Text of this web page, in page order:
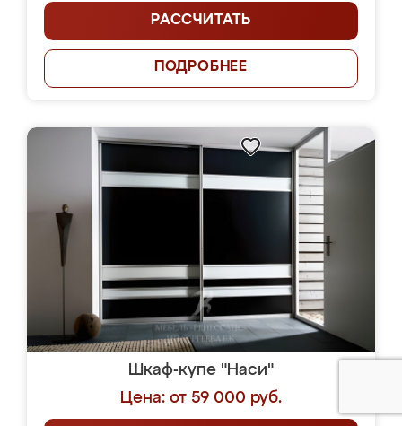
РАССЧИТАТЬ
ПОДРОБНЕЕ
Шкаф-купе "Наси"
Цена: от 59 000 руб.